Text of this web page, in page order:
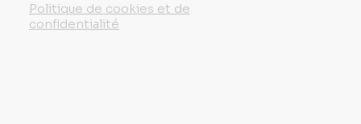
Politique de cookies et de
confidentialité